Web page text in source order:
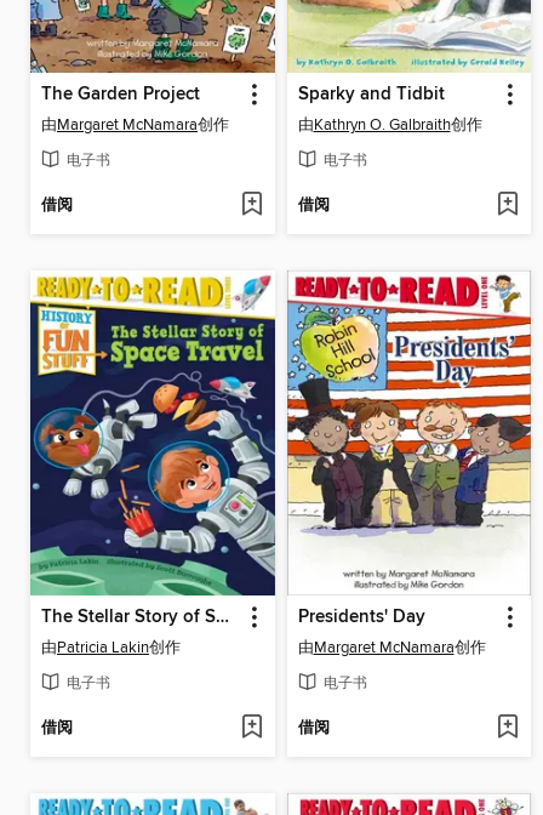
The Garden Project
由Margaret McNamara创作
电子书
借阅
Sparky and Tidbit
由Kathryn O. Galbraith创作
电子书
借阅
The Stellar Story of Space Travel
由Patricia Lakin创作
电子书
借阅
Presidents' Day
由Margaret McNamara创作
电子书
借阅